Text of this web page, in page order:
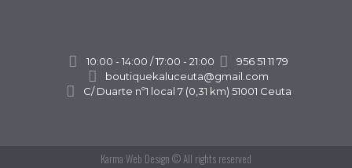
10:00 - 14:00 / 17:00 - 21:00
956 51 11 79
boutiquekaluceuta@gmail.com
C/ Duarte nº1 local 7 (0,31 km) 51001 Ceuta
Karma Web Design © All rights reserved